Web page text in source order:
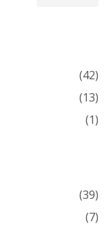
(42)
(13)
(1)
(39)
(7)